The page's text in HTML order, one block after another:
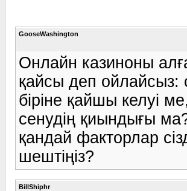
GooseWashington
Онлайн казиноны
қайсы деп ойлайсыз:
біріне қайшы келуі
сенудің қиындығы
қандай факторлар
шештіңіз?
BillShiphr